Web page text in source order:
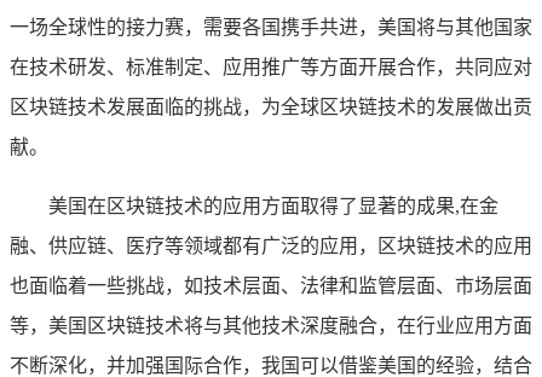
一场全球性的接力赛，需要各国携手共进，美国将与其他国家
在技术研发、标准制定、应用推广等方面开展合作，共同应对
区块链技术发展面临的挑战，为全球区块链技术的发展做出贡
献。
美国在区块链技术的应用方面取得了显著的成果,在金
融、供应链、医疗等领域都有广泛的应用，区块链技术的应用
也面临着一些挑战，如技术层面、法律和监管层面、市场层面
等，美国区块链技术将与其他技术深度融合，在行业应用方面
不断深化，并加强国际合作，我国可以借鉴美国的经验，结合